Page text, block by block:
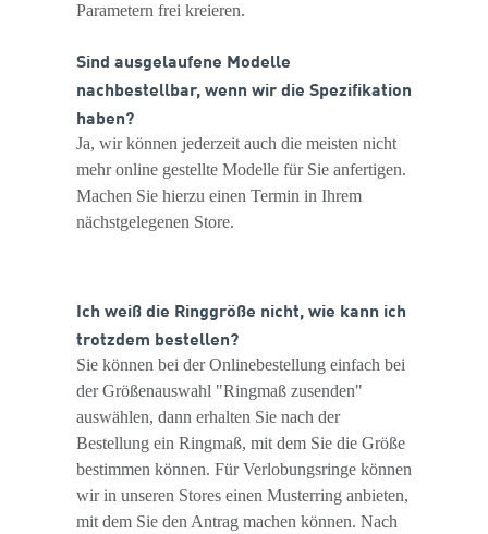
Parametern frei kreieren.
Sind ausgelaufene Modelle
nachbestellbar, wenn wir die Spezifikation
haben?
Ja, wir können jederzeit auch die meisten nicht
mehr online gestellte Modelle für Sie anfertigen.
Machen Sie hierzu einen Termin in Ihrem
nächstgelegenen Store.
Ich weiß die Ringgröße nicht, wie kann ich
trotzdem bestellen?
Sie können bei der Onlinebestellung einfach bei
der Größenauswahl "Ringmaß zusenden"
auswählen, dann erhalten Sie nach der
Bestellung ein Ringmaß, mit dem Sie die Größe
bestimmen können. Für Verlobungsringe können
wir in unseren Stores einen Musterring anbieten,
mit dem Sie den Antrag machen können. Nach